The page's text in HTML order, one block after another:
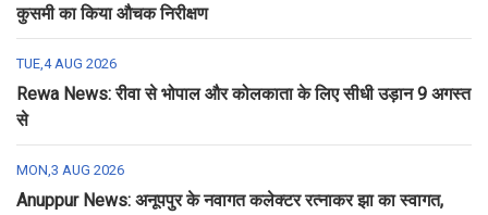
कुसमी का किया औचक निरीक्षण
TUE,4 AUG 2026
Rewa News: रीवा से भोपाल और कोलकाता के लिए सीधी उड़ान 9 अगस्त
से
MON,3 AUG 2026
Anuppur News: अनूपपुर के नवागत कलेक्टर रत्नाकर झा का स्वागत,